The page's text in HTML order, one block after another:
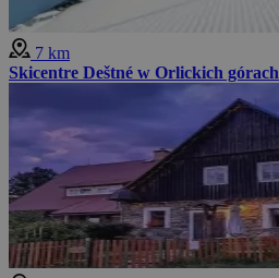
7 km
Skicentre Deštné w Orlickich górach